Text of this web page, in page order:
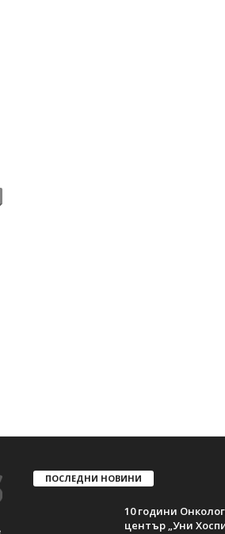
ПОСЛЕДНИ НОВИНИ
10 години
център „Уни